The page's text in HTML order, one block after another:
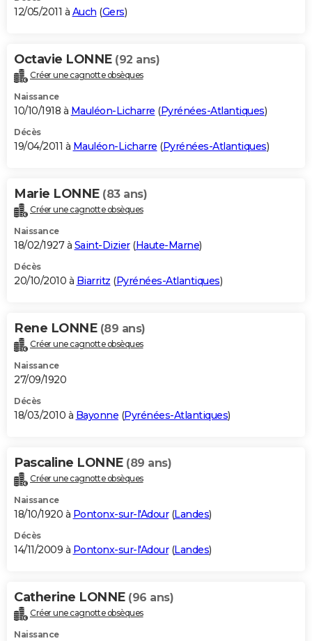
12/05/2011 à Auch (Gers)
Octavie LONNE (92 ans)
Créer une cagnotte obsèques
Naissance
10/10/1918 à Mauléon-Licharre (Pyrénées-Atlantiques)
Décès
19/04/2011 à Mauléon-Licharre (Pyrénées-Atlantiques)
Marie LONNE (83 ans)
Créer une cagnotte obsèques
Naissance
18/02/1927 à Saint-Dizier(Haute-Marne)
Décès
20/10/2010 à Biarritz (Pyrénées-Atlantiques)
Rene LONNE (89 ans)
Créer une cagnotte obsèques
Naissance
27/09/1920
Décès
18/03/2010 à Bayonne (Pyrénées-Atlantiques)
Pascaline LONNE (89 ans)
Créer une cagnotte obsèques
Naissance
18/10/1920 à Pontonx-sur-l'Adour(Landes)
Décès
14/11/2009 à Pontonx-sur-l'Adour(Landes)
Catherine LONNE (96 ans)
Créer une cagnotte obsèques
Naissance